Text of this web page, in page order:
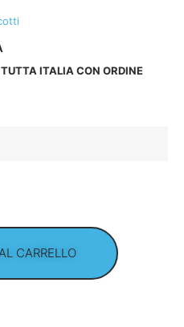
ITALIA CON ORDINE
CARRELLO